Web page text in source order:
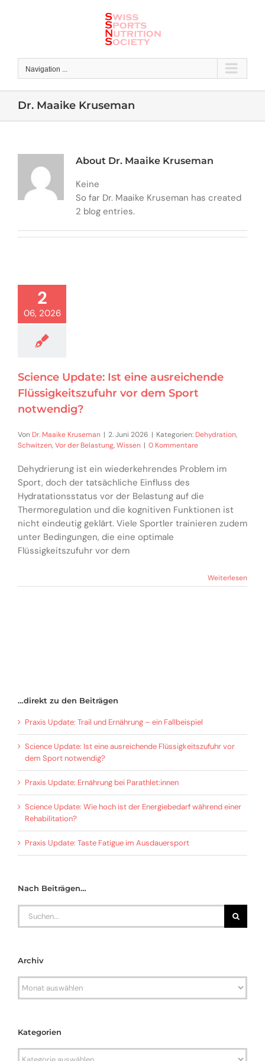
Navigation ...
Dr. Maaike Kruseman
About Dr. Maaike Kruseman
Keine
So far Dr. Maaike Kruseman has created
2 blog entries.
2
06, 2026
Science Update: Ist eine ausreichende
Flüssigkeitszufuhr vor dem Sport
notwendig?
Von Dr. Maaike Kruseman | 2. Juni 2026 | Kategorien: Dehydration,
Schwitzen,Vor der Belastung,Wissen | 0 Kommentare
Dehydrierung ist ein wiederkehrendes Problem im
Sport, doch der tatsächliche Einfluss des
Hydratationsstatus vor der Belastung auf die
Thermoregulation und die kognitiven Funktionen ist
nicht eindeutig geklärt. Viele Sportler trainieren zudem
unter Bedingungen, die eine optimale
Flüssigkeitszufuhr vor dem
Weiterlesen
…direkt zu den Beiträgen
Praxis Update: Trail und Ernährung – ein Fallbeispiel
Science Update: Ist eine ausreichende Flüssigkeitszufuhr vor
dem Sport notwendig?
Praxis Update: Ernährung bei Parathlet:innen
Science Update: Wie hoch ist der Energiebedarf während einer
Rehabilitation?
Praxis Update: Taste Fatigue im Ausdauersport
Nach Beiträgen…
Search
Archiv
Archiv
Kategorien
Kategorien